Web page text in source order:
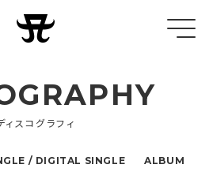
ィスコグラフィ
/ DIGITAL SINGLE
ALBUM